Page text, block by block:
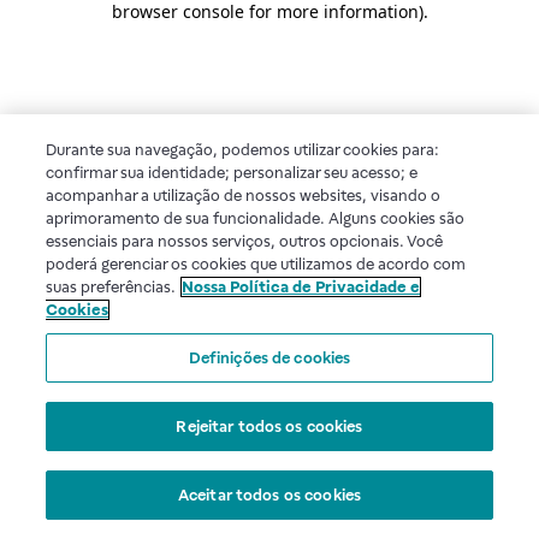
browser console for more information).
Durante sua navegação, podemos utilizar cookies para:
confirmar sua identidade; personalizar seu acesso; e
acompanhar a utilização de nossos websites, visando o
aprimoramento de sua funcionalidade. Alguns cookies são
essenciais para nossos serviços, outros opcionais. Você
poderá gerenciar os cookies que utilizamos de acordo com
suas preferências. Nossa Política de Privacidade e
Cookies
Definições de cookies
Rejeitar todos os cookies
Aceitar todos os cookies